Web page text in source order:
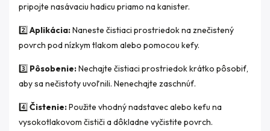
pripojte nasávaciu hadicu priamo na kanister.
2️⃣ Aplikácia:Naneste čistiaci prostriedok na znečistený
povrch pod nízkym tlakom alebo pomocou kefy.
3️⃣ Pôsobenie:Nechajte čistiaci prostriedok krátko pôsobiť,
aby sa nečistoty uvoľnili. Nenechajte zaschnúť.
4️⃣ Čistenie:Použite vhodný nadstavec alebo kefu na
vysokotlakovom čističi a dôkladne vyčistite povrch.